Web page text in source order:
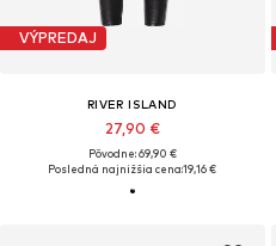
VÝPREDAJ
RIVER ISLAND
27,90 €
Pôvodne: 69,90 €
Posledná najnižšia cena:19,16 €